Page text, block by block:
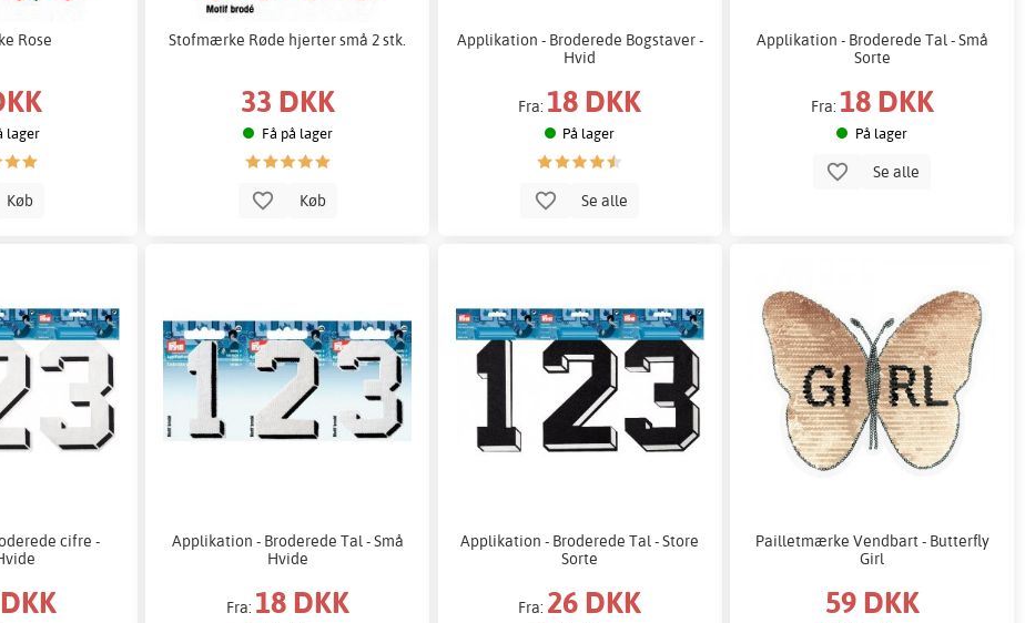
Rose
lager
Køb
Stofmærke Røde hjerter små 2 stk.
33 DKK
Få på lager
Køb
Applikation - Broderede Bogstaver -
Hvid
Fra: 18 DKK
På lager
Se alle
Applikation - Broderede Tal - Små
Sorte
Fra: 18 DKK
På lager
Se alle
cifre -
Applikation - Broderede Tal - Små
Hvide
Fra: 18 DKK
Applikation - Broderede Tal - Store
Sorte
Fra: 26 DKK
Pailletmærke Vendbart - Butterfly
Girl
59 DKK